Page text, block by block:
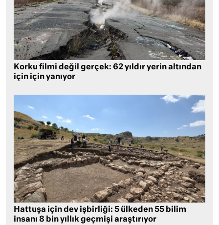
Korku filmi değil gerçek: 62 yıldır yerin altından
için için yanıyor
Hattuşa için dev işbirliği: 5 ülkeden 55 bilim
insanı 8 bin yıllık geçmişi araştırıyor